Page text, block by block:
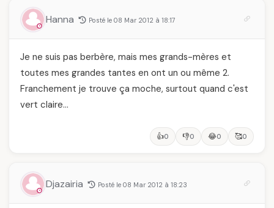
Hanna Posté le 08 Mar 2012 à 18:17
Je ne suis pas berbère, mais mes grands-mères et
toutes mes grandes tantes en ont un ou même 2.
Franchement je trouve ça moche, surtout quand c'est
vert claire…
👍0 👎0 😂0 🥰0
Djazairia Posté le 08 Mar 2012 à 18:23